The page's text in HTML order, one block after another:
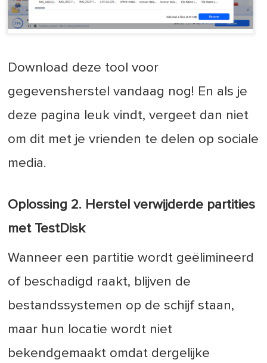
Download deze tool voor
gegevensherstel vandaag nog! En als je
deze pagina leuk vindt, vergeet dan niet
om dit met je vrienden te delen op sociale
media.
Oplossing 2. Herstel verwijderde partities
met TestDisk
Wanneer een partitie wordt geëlimineerd
of beschadigd raakt, blijven de
bestandssystemen op de schijf staan,
maar hun locatie wordt niet
bekendgemaakt omdat dergelijke